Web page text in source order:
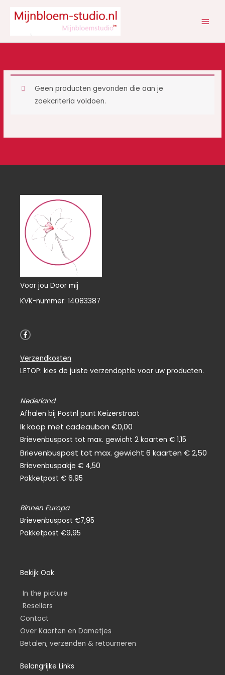
naar
inhoud
Geen producten gevonden die aan je
zoekcriteria voldoen.
Voor jou Door mij
KVK-nummer: 14083387
F
a
b
o
o
Verzendkosten
LETOP: kies de juiste verzendoptie voor uw producten.
Nederland
Afhalen bij Postnl punt Keizerstraat
Ik koop met cadeaubon €0,00
Brievenbuspost tot max. gewicht 2 kaarten € 1,15
Brievenbuspost tot max. gewicht 6 kaarten € 2,50
Brievenbuspakje € 4,50
Pakketpost € 6,95
Binnen Europa
Brievenbuspost €7,95
Pakketpost €9,95
Bekijk Ook
In the picture
Resellers
Contact
Over Kaarten en Dametjes
Betalen, verzenden & retourneren
Belangrijke Links